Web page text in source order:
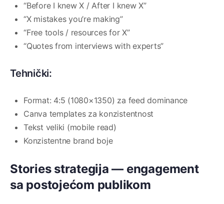
“Before I knew X / After I knew X”
“X mistakes you’re making”
“Free tools / resources for X”
“Quotes from interviews with experts”
Tehnički:
Format: 4:5 (1080×1350) za feed dominance
Canva templates za konzistentnost
Tekst veliki (mobile read)
Konzistentne brand boje
Stories strategija — engagement
sa postojećom publikom